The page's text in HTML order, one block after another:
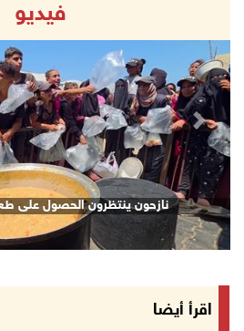
إصابتان في هجوم للمستعمرين
08/آب/2026 02:26 م
الرئيس يستقبل مجلس بلدية بيت لحم
08/آب/2026 02:11 م
عبوات المعلبات الفارغة لزراعة الأشتال
08/آب/2026 12:53 م
الفيضانات في ولاية آسام الهندية تودي بـ98 شخص ...
08/آب/2026 12:42 م
الاحتلال يتوغل في بلدة ميس الجبل
سلطة المياه تطلق مشروعا وطنيا يقود
فيديو
نازحون ينتظرون الحصول على
Next
اقرأ أيضا